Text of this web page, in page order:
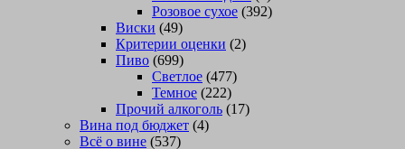
Розовое сухое (392)
Виски (49)
Критерии оценки (2)
Пиво (699)
Светлое (477)
Темное (222)
Прочий алкоголь (17)
Вина под бюджет (4)
Всё о вине (537)